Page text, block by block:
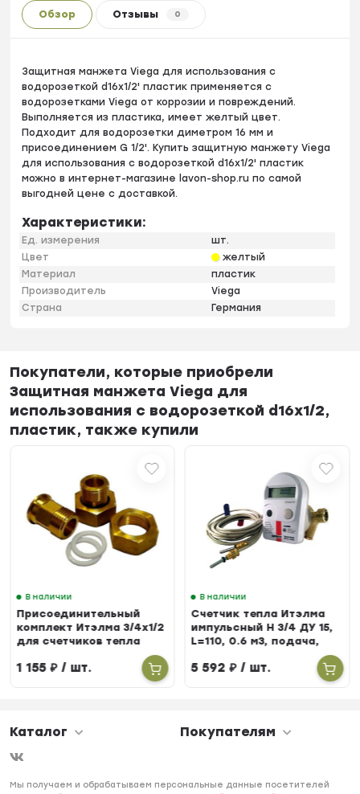
Обзор Отзывы 0
Защитная манжета Viega для использования с
водорозеткой d16х1/2' пластик применяется с
водорозетками Viega от коррозии и повреждений.
Выполняется из пластика, имеет желтый цвет.
Подходит для водорозетки диметром 16 мм и
присоединением G 1/2'. Купить защитную манжету Viega
для использования с водорозеткой d16х1/2' пластик
можно в интернет-магазине lavon-shop.ru по самой
выгодней цене с доставкой.
Характеристики:
Ед. измерения
шт.
Цвет
желтый
Материал
пластик
Производитель
Viega
Страна
Германия
Покупатели, которые приобрели
Защитная манжета Viega для
использования с водорозеткой d16x1/2,
пластик, также купили
В наличии
Присоединительный
комплект Итэлма 3/4х1/2
для счетчиков тепла
1 155₽/ шт.
В наличии
Счетчик тепла Итэлма
импульсный Н 3/4 ДУ 15,
L=110, 0.6 м3, подача,
5 592₽/ шт.
Каталог Покупателям
Мы получаем и обрабатываем персональные данные посетителей